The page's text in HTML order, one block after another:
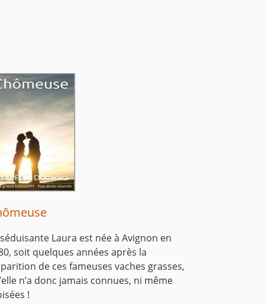
Laura est née à Avignon en
soit quelques années après la
de ces fameuses vaches grasses,
n’a donc jamais connues, ni même
!